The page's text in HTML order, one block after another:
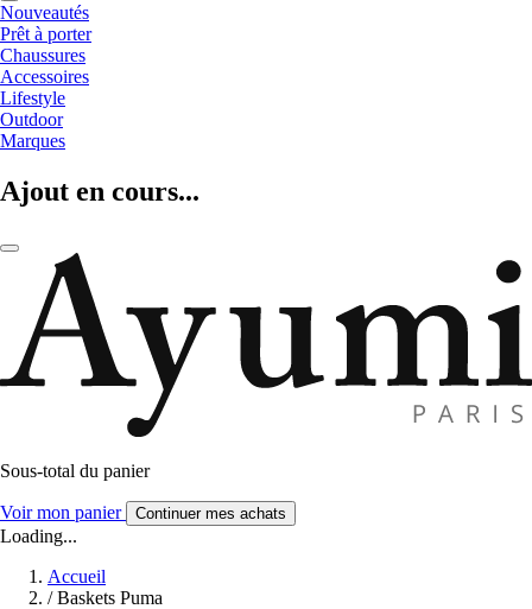
Nouveautés
Prêt à porter
Chaussures
Accessoires
Lifestyle
Outdoor
Marques
Ajout en cours...
Sous-total du panier
Voir mon panier Continuer mes achats
Loading...
Accueil
/ Baskets Puma